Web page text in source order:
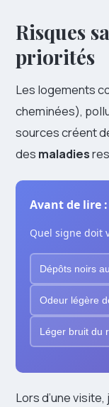
Risques
priorités
Les logements
cheminées),
sources créent
des maladies
Avant de lire
Quel signe doit
Dépôts noirs
Odeur légère
Léger bruit du
Lors d’une